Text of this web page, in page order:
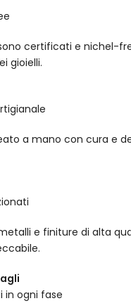
certificati e nichel-
gioielli.
a mano con cura e
e finiture di alta
in ogni fase